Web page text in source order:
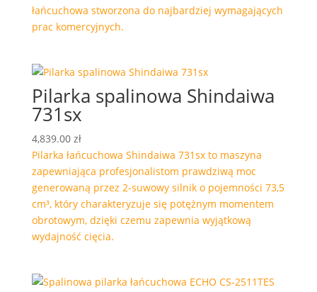
łańcuchowa stworzona do najbardziej wymagających
prac komercyjnych.
Pilarka spalinowa Shindaiwa
731sx
4,839.00 zł
Pilarka łańcuchowa Shindaiwa 731sx to maszyna
zapewniająca profesjonalistom prawdziwą moc
generowaną przez 2-suwowy silnik o pojemności 73,5
cm³, który charakteryzuje się potężnym momentem
obrotowym, dzięki czemu zapewnia wyjątkową
wydajność cięcia.